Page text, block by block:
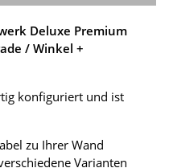
Deluxe Premium
/ Winkel +
konfiguriert und ist
zu Ihrer Wand
Varianten